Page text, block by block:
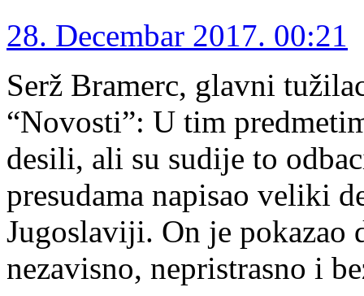
28. Decembar 2017. 00:21
Serž Bramerc, glavni
“Novosti”: U tim
desili, ali su sudije to
presudama napisao veliki
Jugoslaviji. On je pokazao
nezavisno, nepristrasno i